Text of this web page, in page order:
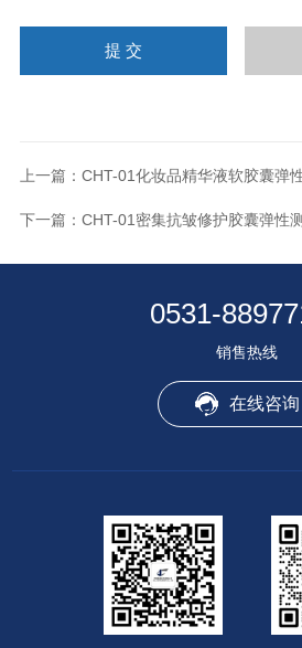
上一篇： CHT-01化妆品精华液软胶囊弹
下一篇： CHT-01密集抗皱修护胶囊弹性
0531-
销售热线
在线咨询